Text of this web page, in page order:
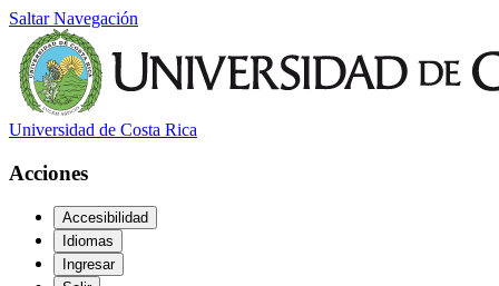
Saltar Navegación
Universidad de Costa Rica
Acciones
Accesibilidad
Idiomas
Ingresar